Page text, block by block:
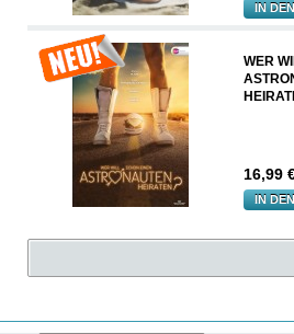
IN
WER
16,99
IN